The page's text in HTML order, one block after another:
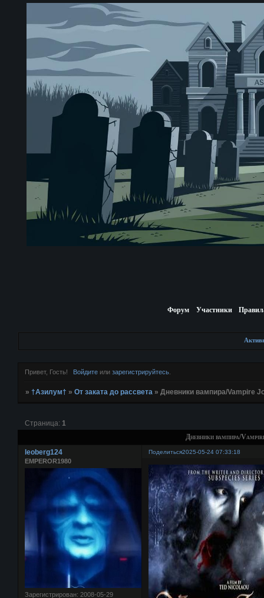
Форум Участники
Привет, Гость! Войдитеили зарегистрируйтесь.
»†Азилум† »От заката до рассвета »Дневники вампира/Vampire
Дневники вампира/
Страница: 1
Поделиться2025-05-24 07:33:18
leoberg124
EMPEROR1980
Зарегистрирован: 2008-05-29